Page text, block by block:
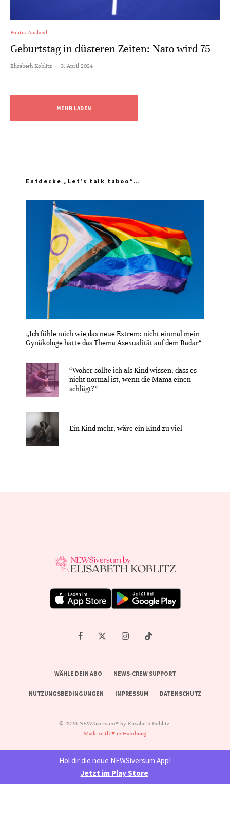
Politik Ausland
Geburtstag in düsteren Zeiten: Nato wird 75
Elisabeth Koblitz · 3. April 2024
MEHR LADEN
Entdecke „Let’s talk taboo“…
„Ich fühle mich wie das neue Extrem: nicht einmal mein
Gynäkologe hatte das Thema Asexualität auf dem Radar“
“Woher sollte ich als Kind wissen, dass es
nicht normal ist, wenn die Mama einen
schlägt?”
Ein Kind mehr, wäre ein Kind zu viel
WÄHLE DEIN ABO NEWS-CREW SUPPORT
NUTZUNGSBEDINGUNGEN IMPRESSUM DATENSCHUTZ
© 2026 NEWSiversum® by Elisabeth Koblitz.
Made with ♥ in Hamburg
Hol dir die neue NEWSiversum App!
Jetzt im Play Store.